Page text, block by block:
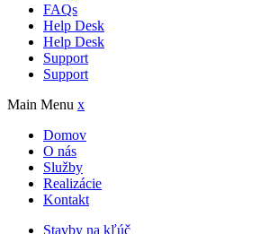
FAQs
Help Desk
Help Desk
Support
Support
Main Menu x
Domov
O nás
Služby
Realizácie
Kontakt
Stavby na kľúč